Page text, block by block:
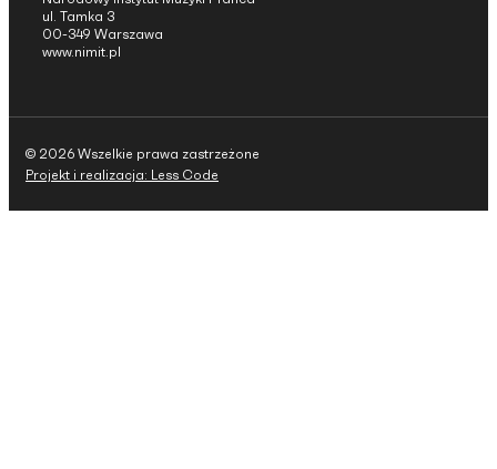
ul. Tamka 3
00-349 Warszawa
www.nimit.pl
© 2026 Wszelkie prawa zastrzeżone
Projekt i realizacja: Less Code